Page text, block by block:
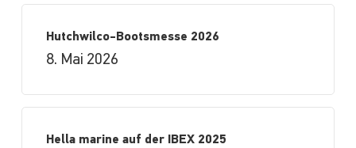
Hutchwilco-Bootsmesse 2026
8. Mai 2026
Hella marine auf der IBEX 2025